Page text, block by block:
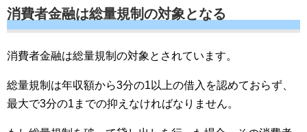
消費者金融は総量規制の対象となる
消費者金融は総量規制の対象とされています。
総量規制は年収額から3分の1以上の借入を認めておらず、
最大で3分の1までの抑えなければなりません。